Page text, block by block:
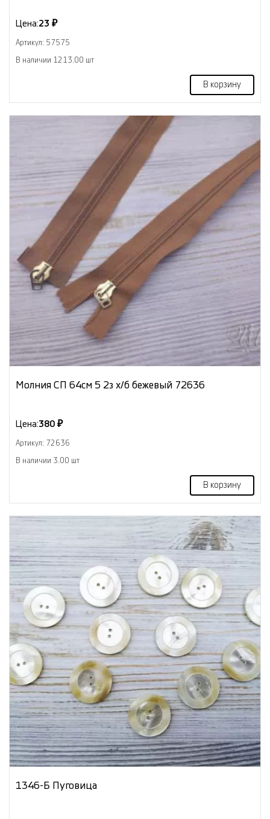
Цена:23 ₽
Артикул: 57575
В наличии 1213.00 шт
В корзину
Молния СП 64см 5 2з х/б бежевый 72636
Цена:380 ₽
Артикул: 72636
В наличии 3.00 шт
В корзину
1346-Б Пуговица